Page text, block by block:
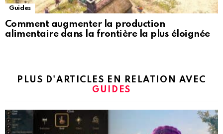
Guides
Comment augmenter la production
alimentaire dans la frontière la plus éloignée
PLUS D'ARTICLES EN RELATION AVEC
GUIDES